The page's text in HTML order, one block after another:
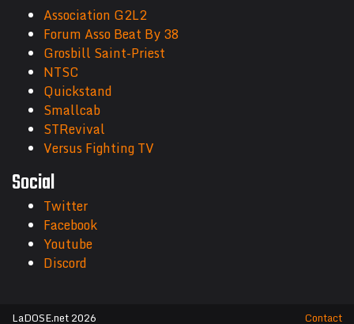
Association G2L2
Forum Asso Beat By 38
Grosbill Saint-Priest
NTSC
Quickstand
Smallcab
STRevival
Versus Fighting TV
Social
Twitter
Facebook
Youtube
Discord
LaDOSE.net 2026 Contact